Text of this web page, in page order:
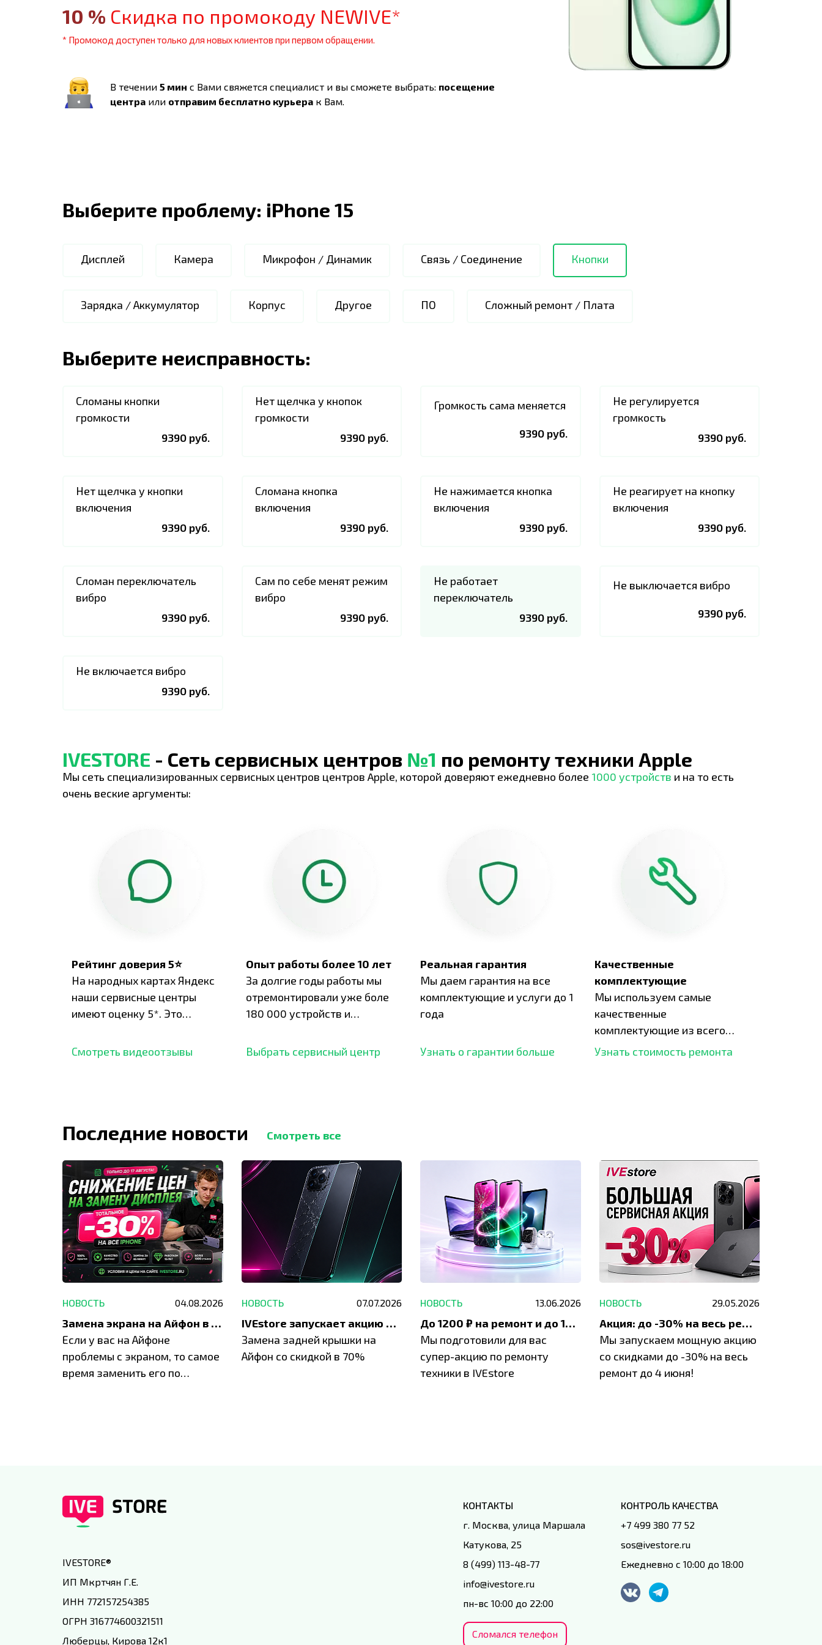
10 % Скидка по промокоду NEWIVE*
* Промокод доступен только для новых клиентов при первом обращении.
В течении 5 мин с Вами свяжется специалист и вы сможете выбрать: посещение
центра или отправим бесплатно курьера к Вам.
Выберите проблему: iPhone 15
Дисплей Камера Микрофон / Динамик Связь / Соединение Кнопки
Зарядка / Аккумулятор Корпус Другое ПО Сложный ремонт / Плата
Выберите неисправность:
Сломаны кнопки
громкости
9390 руб.
Нет щелчка у кнопок
громкости
9390 руб.
Громкость сама меняется
9390 руб.
Не регулируется
громкость
9390 руб.
Нет щелчка у кнопки
включения
9390 руб.
Сломана кнопка
включения
9390 руб.
Не нажимается кнопка
включения
9390 руб.
Не реагирует на кнопку
включения
9390 руб.
Сломан переключатель
вибро
9390 руб.
Сам по себе менят режим
вибро
9390 руб.
Не работает
переключатель
9390 руб.
Не выключается вибро
9390 руб.
Не включается вибро
9390 руб.
IVESTORE - Сеть сервисных центров №1 по ремонту техники Apple
Мы сеть специализированных сервисных центров центров Apple, которой доверяют ежедневно более 1000 устройств и на то есть
очень веские аргументы:
Рейтинг доверия 5⭐
На народных картах Яндекс
наши сервисные центры
имеют оценку 5*. Это
отзывов,
Смотреть видеоотзывы
Опыт работы более 10 лет
За долгие годы работы мы
отремонтировали уже боле
180 000 устройств и
опыт.
Выбрать сервисный центр
Реальная гарантия
Мы даем гарантия на все
комплектующие и услуги до 1
года
Узнать о гарантии больше
Качественные
комплектующие
Мы используем самые
качественные
комплектующие из всего
рынка и используем самое
Узнать стоимость ремонта
Последние новости Смотреть все
НОВОСТЬ 04.08.2026
Замена экрана на Айфон в Москве и Балашихе
Если у вас на Айфоне
проблемы с экраном, то самое
время заменить его по
НОВОСТЬ 07.07.2026
IVEstore запускает акцию на замену заднего стекла
Замена задней крышки на
Айфон со скидкой в 70%
НОВОСТЬ 13.06.2026
До 1200 ₽ на ремонт и до 1500 ₽ на покупку техники Apple
Мы подготовили для вас
супер-акцию по ремонту
техники в IVEstore
НОВОСТЬ 29.05.2026
Акция: до -30% на весь ремонт техники Apple
Мы запускаем мощную акцию
со скидками до -30% на весь
ремонт до 4 июня!
IVESTORE®
ИП Мкртчян Г.Е.
ИНН 772157254385
ОГРН 316774600321511
Люберцы, Кирова 12к1
КОНТАКТЫ
г. Москва, улица Маршала
Катукова, 25
8 (499) 113-48-77
info@ivestore.ru
пн-вс 10:00 до 22:00
Сломался телефон
КОНТРОЛЬ КАЧЕСТВА
+7 499 380 77 52
sos@ivestore.ru
Ежедневно с 10:00 до 18:00